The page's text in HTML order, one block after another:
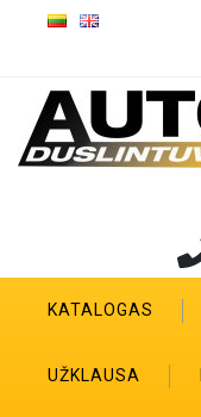
KATALOGAS
UŽKLAUSA